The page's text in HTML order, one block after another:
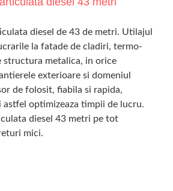
diesel de 43 de metri. Utilajul
la fatade de cladiri, termo-
structura metalica, in orice
exterioare si domeniul
de folosit, fiabila si rapida,
astfel optimizeaza timpii de lucru.
diesel 43 metri pe tot
mici.